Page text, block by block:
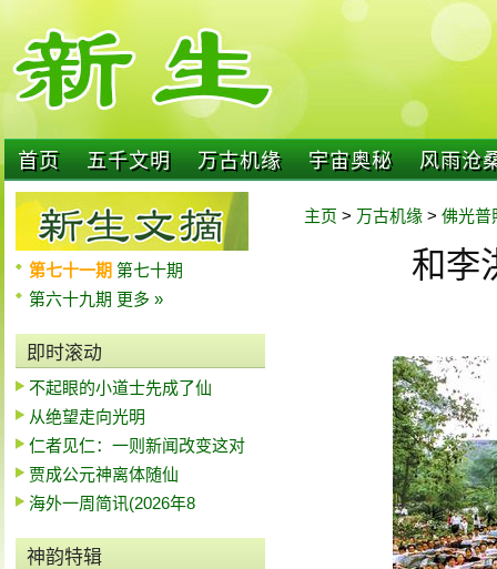
首页 五千文明 万古机缘 宇宙奥秘 风雨沧
第七十一期 第七十期
第六十九期 更多 »
即时滚动
不起眼的小道士先成了仙
从绝望走向光明
仁者见仁：一则新闻改变这对
贾成公元神离体随仙
海外一周简讯(2026年8
神韵特辑
主页 > 万古机缘 > 佛光普
和李